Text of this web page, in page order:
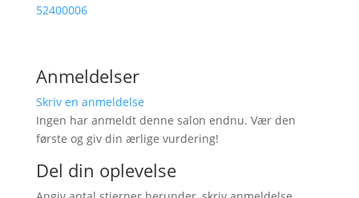
52400006
Anmeldelser
Skriv en anmeldelse
Ingen har anmeldt denne salon endnu. Vær den
første og giv din ærlige vurdering!
Del din oplevelse